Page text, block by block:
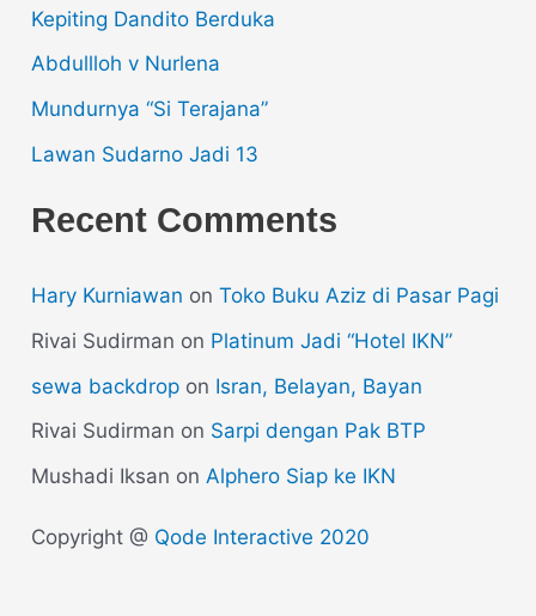
Kepiting Dandito Berduka
Abdullloh v Nurlena
Mundurnya “Si Terajana”
Lawan Sudarno Jadi 13
Recent Comments
Hary Kurniawan onToko Buku Aziz di Pasar Pagi
Rivai Sudirman on Platinum Jadi “Hotel IKN”
sewa backdrop on Isran, Belayan, Bayan
Rivai Sudirman on Sarpi dengan Pak BTP
Mushadi Iksan onAlphero Siap ke IKN
Copyright @ Qode Interactive 2020